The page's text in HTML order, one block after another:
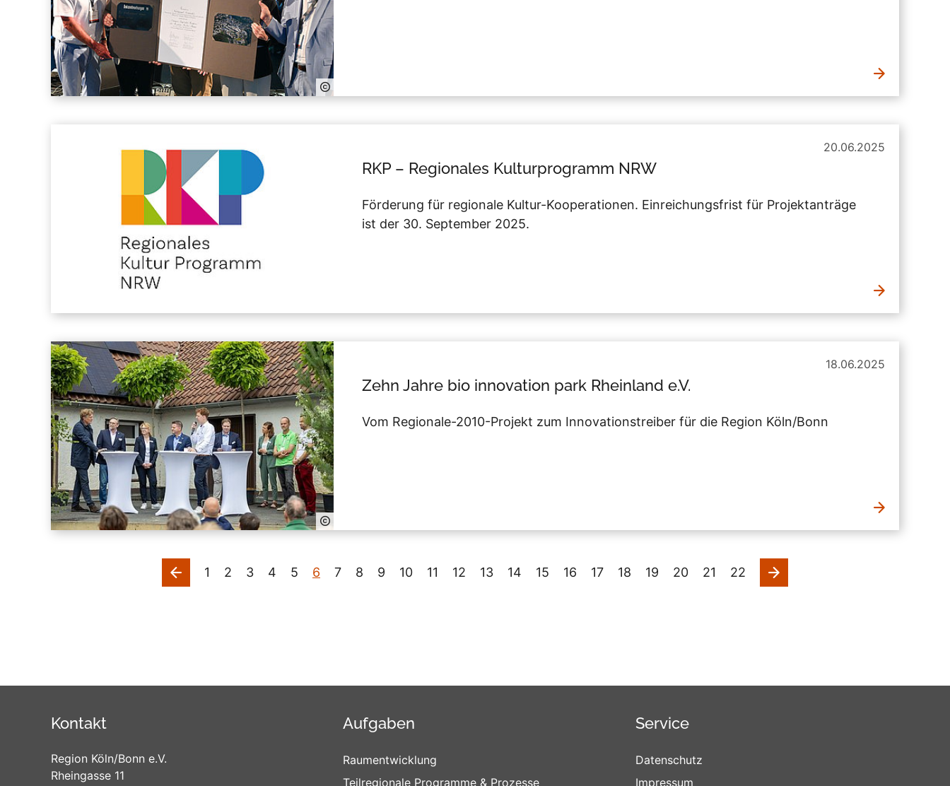
20.06.2025
RKP – Regionales Kulturprogramm NRW
Förderung für regionale Kultur-Kooperationen. Einreichungsfrist für Projektanträge
ist der 30. September 2025.
18.06.2025
Zehn Jahre bio innovation park Rheinland e.V.
Vom Regionale-2010-Projekt zum Innovationstreiber für die Region Köln/Bonn
vorherige
1 2 3 4 5 6 7 8 9 10 11 12 13 14 15 16 17 18 19 20 21 22 nächste
Kontakt
Region Köln/Bonn e.V.
Rheingasse 11
Aufgaben
Raumentwicklung
Teilregionale Programme & Prozesse
Service
Datenschutz
Impressum